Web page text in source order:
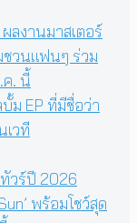
ลงานมาสเตอร์
วนแฟนๆ ร่วม
ค. นี้
ม EP ที่มีชื่อว่า
เวที
ทัวร์ปี 2026
พร้อมโชว์สุด